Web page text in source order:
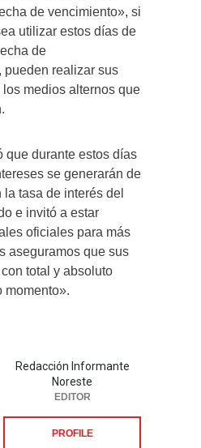
de vencimiento», si
utilizar estos días de
de
realizar sus
medios alternos que
que durante estos días
se generarán de
tasa de interés del
e invitó a estar
oficiales para más
aseguramos que sus
total y absoluto
momento».
Redacción Informante
Noreste
EDITOR
PROFILE